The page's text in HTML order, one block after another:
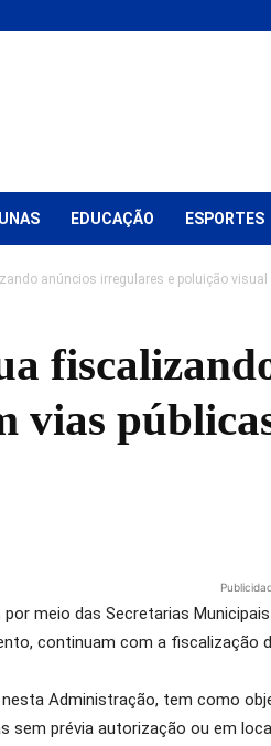
EDUCAÇÃO ESPORTES
anúncios irregulares e poluição visual
vias
meio das Secretarias
continuam com a
Administração, tem como
sem prévia autorização ou em